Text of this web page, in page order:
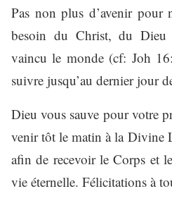
Pas non plus d’avenir pour
besoin du Christ, du
vaincu le monde (cf: Joh
suivre jusqu’au dernier jour
Dieu vous sauve pour votre
venir tôt le matin à la Divine
afin de recevoir le Corps et
vie éternelle. Félicitations à